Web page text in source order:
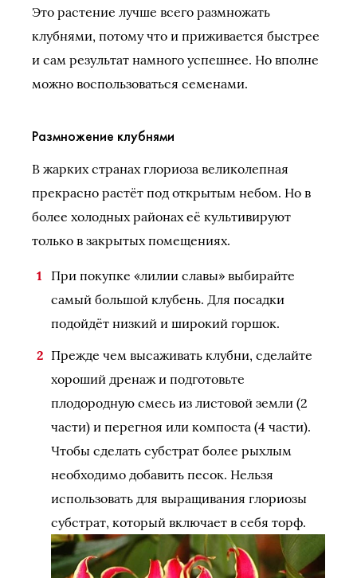
Это растение лучше всего размножать
клубнями, потому что и приживается быстрее
и сам результат намного успешнее. Но вполне
можно воспользоваться семенами.
Размножение клубнями
В жарких странах глориоза великолепная
прекрасно растёт под открытым небом. Но в
более холодных районах её культивируют
только в закрытых помещениях.
При покупке «лилии славы» выбирайте
самый большой клубень. Для посадки
подойдёт низкий и широкий горшок.
Прежде чем высаживать клубни, сделайте
хороший дренаж и подготовьте
плодородную смесь из листовой земли (2
части) и перегноя или компоста (4 части).
Чтобы сделать субстрат более рыхлым
необходимо добавить песок. Нельзя
использовать для выращивания глориозы
субстрат, который включает в себя торф.